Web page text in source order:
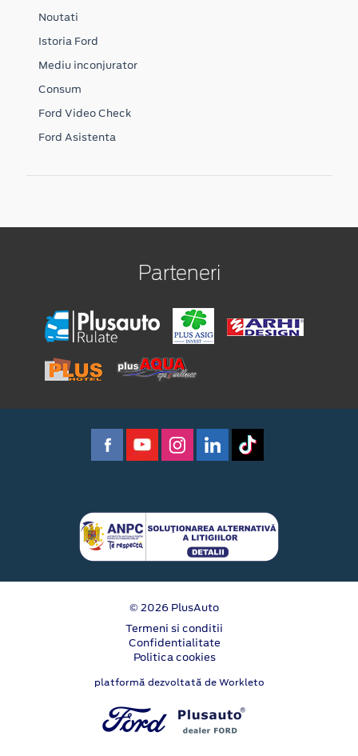
Noutati
Istoria Ford
Mediu inconjurator
Consum
Ford Video Check
Ford Asistenta
Parteneri
© 2026 PlusAuto
Termeni si conditii
Confidentialitate
Politica cookies
platformă dezvoltată de Workleto